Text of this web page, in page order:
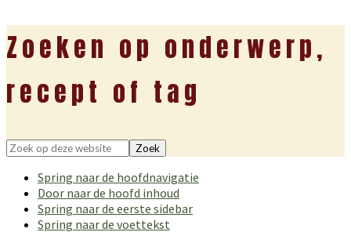
Zoeken op onderwerp,
recept of tag
Zoek
deze
website
Spring naar de hoofdnavigatie
Door naar de hoofd inhoud
Spring naar de eerste sidebar
Spring naar de voettekst